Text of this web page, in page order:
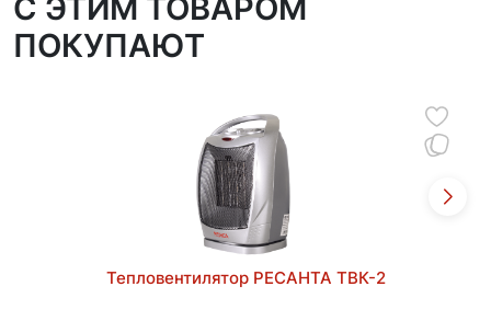
обогреватель по квартире или рабочему месту.
Качественное черное лакокрасочное покрытие
C ЭТИМ ТОВАРОМ
ПОКУПАЮТ
Тепловентилятор РЕСАНТА ТВК-2